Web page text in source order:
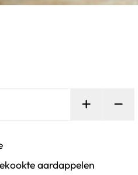
Persoon
aan te vinken
aardappelen